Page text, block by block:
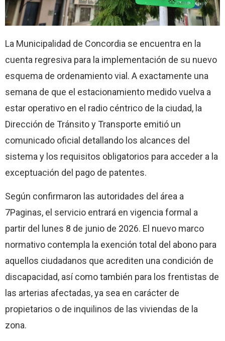
La Municipalidad de Concordia se encuentra en la
cuenta regresiva para la implementación de su nuevo
esquema de ordenamiento vial. A exactamente una
semana de que el estacionamiento medido vuelva a
estar operativo en el radio céntrico de la ciudad, la
Dirección de Tránsito y Transporte emitió un
comunicado oficial detallando los alcances del
sistema y los requisitos obligatorios para acceder a la
exceptuación del pago de patentes.
Según confirmaron las autoridades del área a
7Paginas, el servicio entrará en vigencia formal a
partir del lunes 8 de junio de 2026. El nuevo marco
normativo contempla la exención total del abono para
aquellos ciudadanos que acrediten una condición de
discapacidad, así como también para los frentistas de
las arterias afectadas, ya sea en carácter de
propietarios o de inquilinos de las viviendas de la
zona.